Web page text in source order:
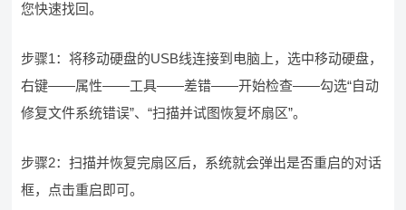
您快速找回。
步骤1：将移动硬盘的USB线连接到电脑上，选中移动硬盘，
右键——属性——工具——差错——开始检查——勾选“自动
修复文件系统错误”、“扫描并试图恢复坏扇区”。
步骤2：扫描并恢复完扇区后，系统就会弹出是否重启的对话
框，点击重启即可。